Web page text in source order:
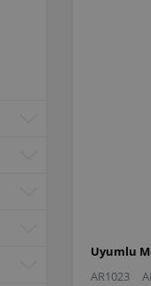
Uyumlu
AR1023